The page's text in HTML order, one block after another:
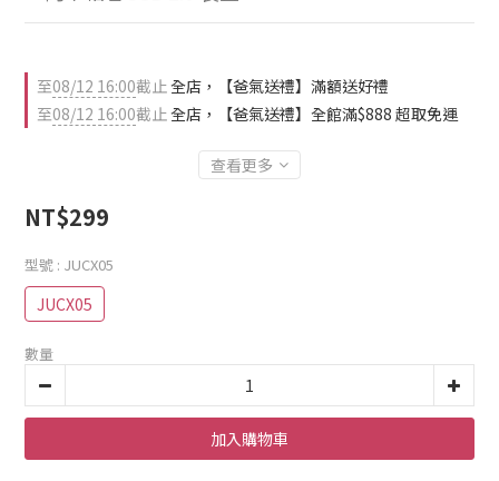
至08/12 16:00截止全店，【爸氣送禮】滿額送好禮
至08/12 16:00截止全店，【爸氣送禮】全館滿$888 超取免運
查看更多
NT$299
型號 : JUCX05
JUCX05
數量
加入購物車